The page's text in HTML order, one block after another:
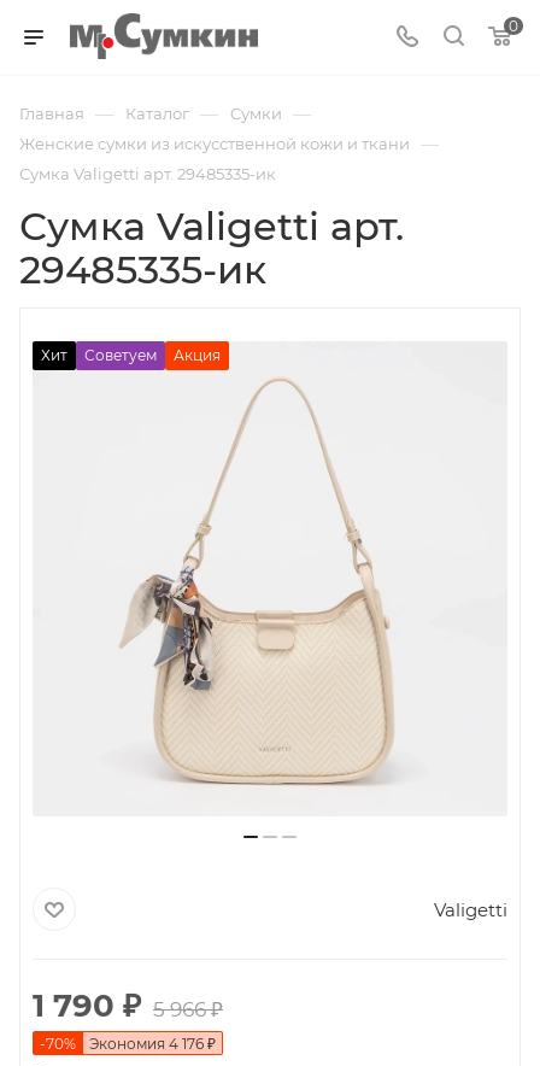
0
Главная — Каталог — Cумки —
Женские сумки из искусственной кожи и ткани —
Сумка Valigetti арт. 29485335-ик
Сумка Valigetti арт.
29485335-ик
Хит Советуем Акция
Valigetti
1 790 ₽ 5 966₽
-70% Экономия 4 176 ₽